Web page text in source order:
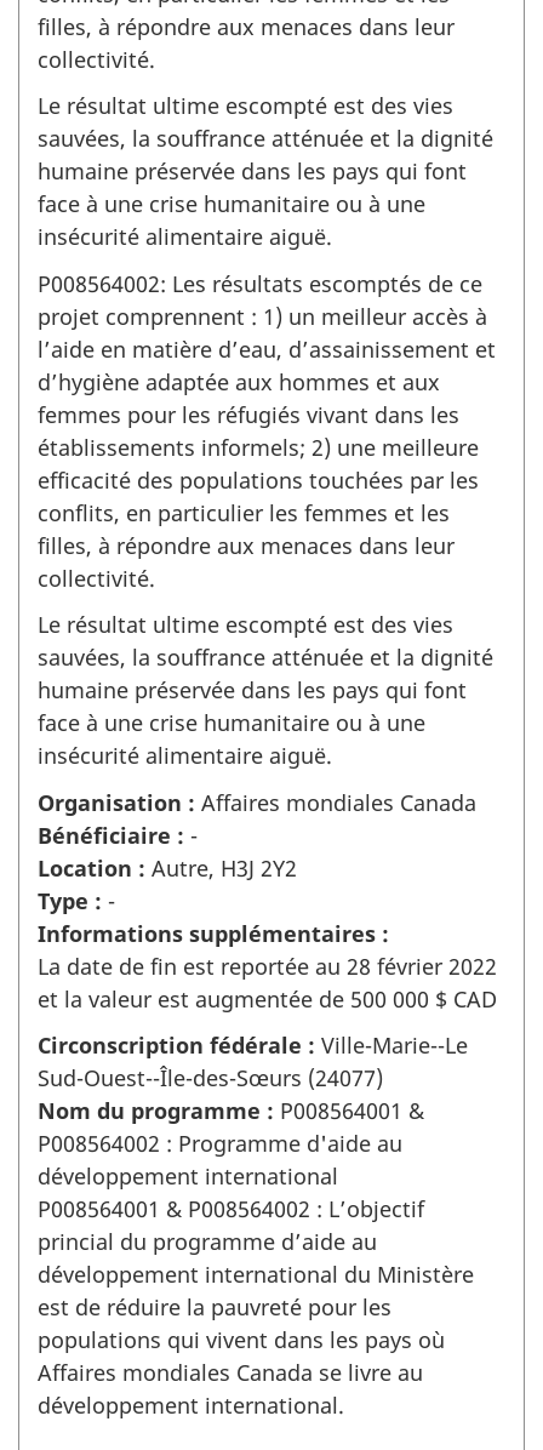
filles, à répondre aux menaces dans leur
collectivité.
Le résultat ultime escompté est des vies
sauvées, la souffrance atténuée et la dignité
humaine préservée dans les pays qui font
face à une crise humanitaire ou à une
insécurité alimentaire aiguë.
P008564002: Les résultats escomptés de ce
projet comprennent : 1) un meilleur accès à
l’aide en matière d’eau, d’assainissement et
d’hygiène adaptée aux hommes et aux
femmes pour les réfugiés vivant dans les
établissements informels; 2) une meilleure
efficacité des populations touchées par les
conflits, en particulier les femmes et les
filles, à répondre aux menaces dans leur
collectivité.
Le résultat ultime escompté est des vies
sauvées, la souffrance atténuée et la dignité
humaine préservée dans les pays qui font
face à une crise humanitaire ou à une
insécurité alimentaire aiguë.
Organisation : Affaires mondiales Canada
Bénéficiaire : -
Location : Autre, H3J 2Y2
Type : -
Informations supplémentaires :
La date de fin est reportée au 28 février 2022
et la valeur est augmentée de 500 000 $ CAD
Circonscription fédérale : Ville-Marie--Le
Sud-Ouest--Île-des-Sœurs (24077)
Nom du programme : P008564001 &
P008564002 : Programme d'aide au
développement international
P008564001 & P008564002 : L’objectif
princial du programme d’aide au
développement international du Ministère
est de réduire la pauvreté pour les
populations qui vivent dans les pays où
Affaires mondiales Canada se livre au
développement international.